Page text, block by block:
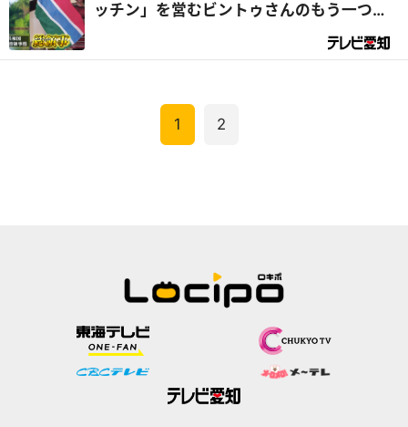
ッチン」を営むビントゥさんのもう一つの
顔は『総領事』⁉｜デラメチャ気になる！
1 2